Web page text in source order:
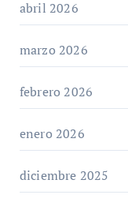
abril 2026
marzo 2026
febrero 2026
enero 2026
diciembre 2025